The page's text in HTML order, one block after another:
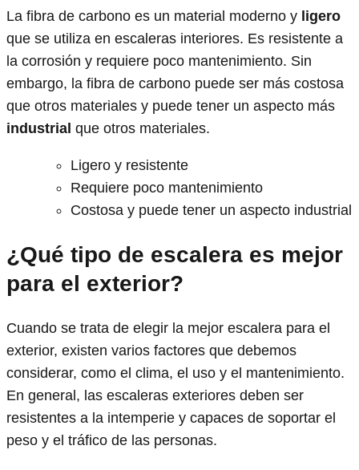
La fibra de carbono es un material moderno y ligero
que se utiliza en escaleras interiores. Es resistente a
la corrosión y requiere poco mantenimiento. Sin
embargo, la fibra de carbono puede ser más costosa
que otros materiales y puede tener un aspecto más
industrial que otros materiales.
Ligero y resistente
Requiere poco mantenimiento
Costosa y puede tener un aspecto industrial
¿Qué tipo de escalera es mejor
para el exterior?
Cuando se trata de elegir la mejor escalera para el
exterior, existen varios factores que debemos
considerar, como el clima, el uso y el mantenimiento.
En general, las escaleras exteriores deben ser
resistentes a la intemperie y capaces de soportar el
peso y el tráfico de las personas.